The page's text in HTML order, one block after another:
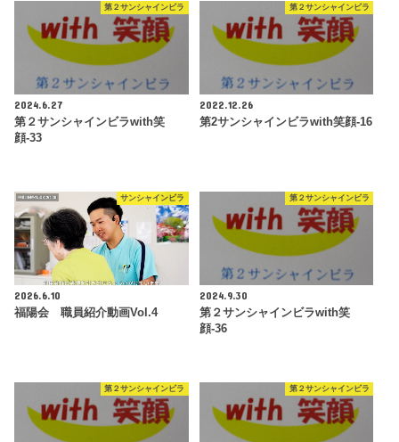
第２サンシャインビラ
2024.6.27
第２サンシャインビラwith笑
顔-33
第２サンシャインビラ
2022.12.26
第2サンシャインビラwith笑顔-16
サンシャインビラ
2026.6.10
福陽会 職員紹介動画Vol.4
第２サンシャインビラ
2024.9.30
第２サンシャインビラwith笑
顔-36
第２サンシャインビラ 第２サンシャインビラ